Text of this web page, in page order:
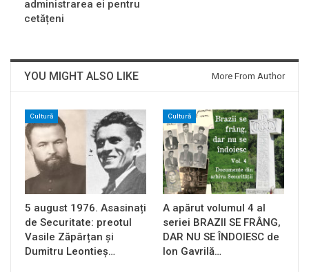
administrarea ei pentru
cetățeni
YOU MIGHT ALSO LIKE More From Author
Cultură
5 august 1976. Asasinați
de Securitate: preotul
Vasile Zăpârțan și
Dumitru Leontieș…
Cultură
A apărut volumul 4 al
seriei BRAZII SE FRÂNG,
DAR NU SE ÎNDOIESC de
Ion Gavrilă…